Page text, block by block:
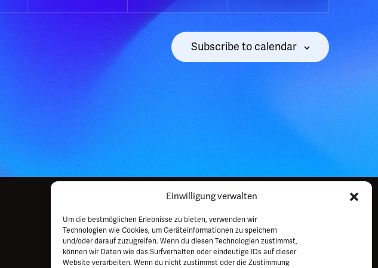
Einwilligung verwalten
Um die bestmöglichen Erlebnisse zu bieten, verwenden wir
Technologien wie Cookies, um Geräteinformationen zu speichern
und/oder darauf zuzugreifen. Wenn du diesen Technologien zustimmst,
können wir Daten wie das Surfverhalten oder eindeutige IDs auf dieser
Website verarbeiten. Wenn du nicht zustimmst oder die Zustimmung
Subscribe to calendar
ImpressumDatenschutzFAQ